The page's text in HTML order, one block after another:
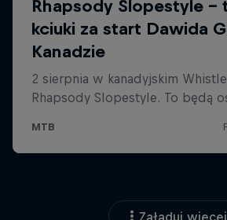
Załaduj więcej